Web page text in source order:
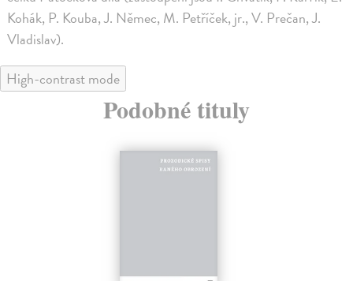
Kohák, P. Kouba, J. Němec, M. Petříček, jr., V. Prečan, J.
Vladislav).
High-contrast mode
Podobné tituly